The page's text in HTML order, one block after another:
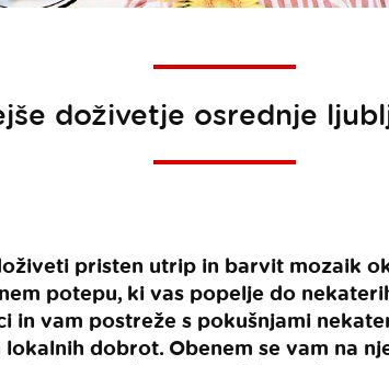
doživetje osrednje
pristen utrip in barvit mozaik
potepu, ki vas popelje do
in vam postreže s pokušnjami
dobrot. Obenem se vam na